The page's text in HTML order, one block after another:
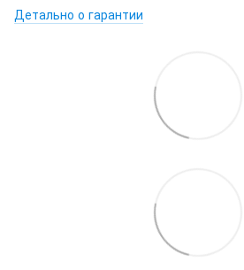
Детально о гарантии